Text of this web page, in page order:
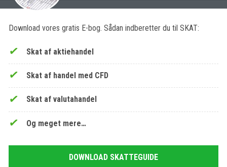
Download vores gratis E-bog. Sådan indberetter du til SKAT:
Skat af aktiehandel
Skat af handel med CFD
Skat af valutahandel
Og meget mere…
DOWNLOAD SKATTEGUIDE